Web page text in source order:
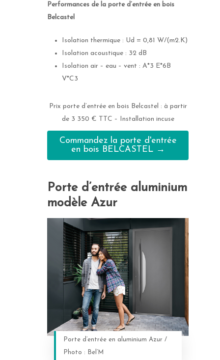
Performances de la porte d’entrée en bois
Belcastel
Isolation thermique : Ud = 0,81 W/(m2.K)
Isolation acoustique : 32 dB
Isolation air – eau – vent : A*3 E*6B
V*C3
Prix porte d’entrée en bois Belcastel : à partir
de 3 350 € TTC – Installation incuse
Commandez la porte d'entrée
en bois BELCASTEL →
Porte d’entrée aluminium
modèle Azur
Porte d’entrée en aluminium Azur /
Photo : Bel’M